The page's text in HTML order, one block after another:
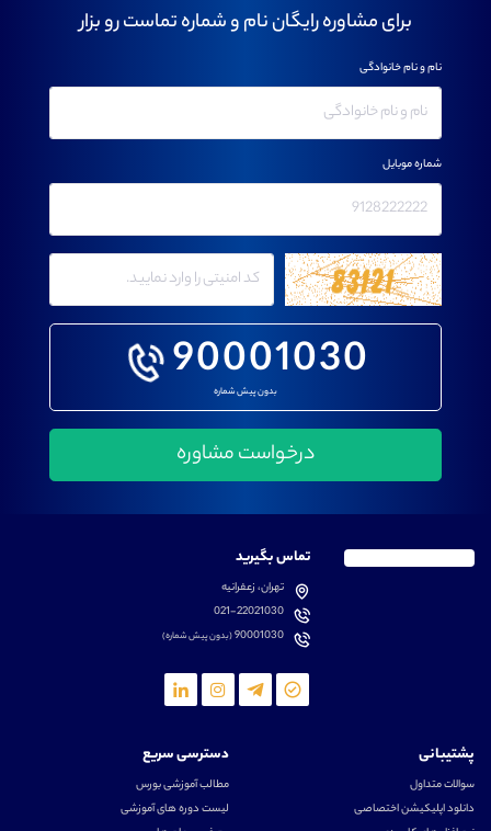
برای مشاوره رایگان نام و شماره تماست رو بزار
90001030
بدون پیش شماره
نام و نام خانوادگی
شماره موبایل
تماس بگیرید
تهران، زعفرانیه
021-22021030
90001030(بدون پیش شماره)
پشتیبانی
سوالات متداول
دانلود اپلیکیشن اختصاصی
دسترسی سریع
مطالب آموزشی بورس
لیست دوره های آموزشی